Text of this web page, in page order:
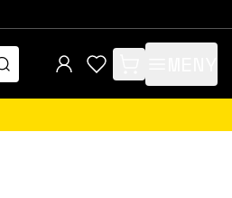
items in cart, view